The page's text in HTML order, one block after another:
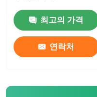
최고의 가격
연락처